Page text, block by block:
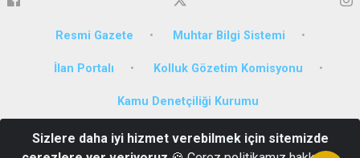
Resmi Gazete Muhtar Bilgi Sistemi
İlan Portalı Kolluk Gözetim Komisyonu
Kamu Denetçiliği Kurumu
Çarşı Mah. İnönü Caddesi Milli İrade Meydanı No:1 Artvin
Sizlere daha iyi hizmet verebilmek için sitemizde